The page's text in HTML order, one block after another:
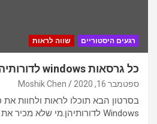
רגעים היסטוריים שווה לראות
כל גרסאות windows לדורותיהן
ספטמבר 16, 2020 Moshik Chen
Windows לדורותיהן.מי שלא מכיר את כולן…